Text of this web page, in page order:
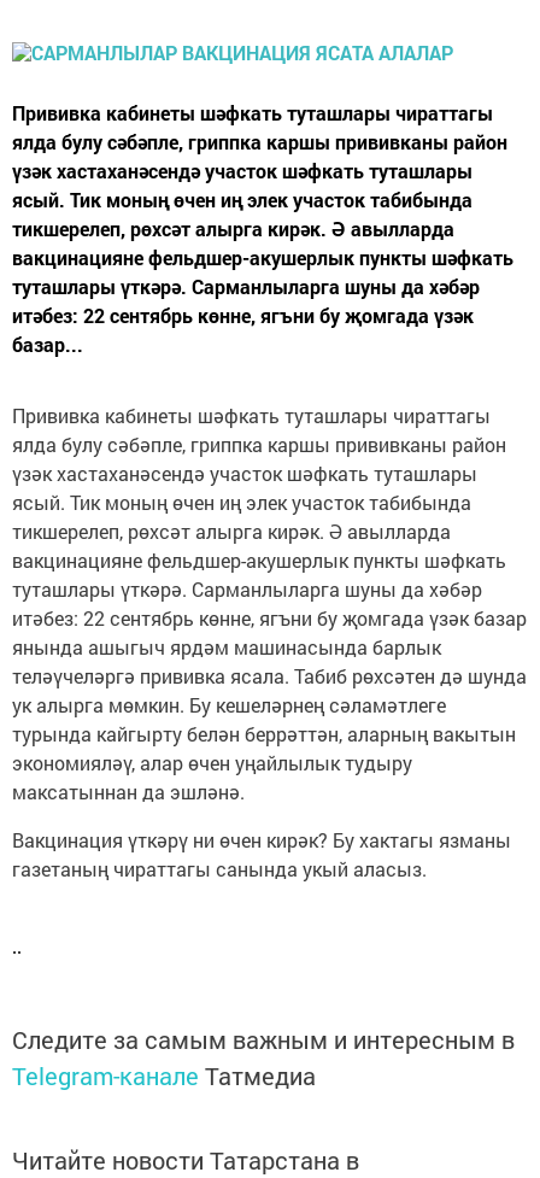
Прививка кабинеты шәфкать туташлары чираттагы
ялда булу сәбәпле, гриппка каршы прививканы район
үзәк хастаханәсендә участок шәфкать туташлары
ясый. Тик моның өчен иң элек участок табибында
тикшерелеп, рөхсәт алырга кирәк. Ә авылларда
вакцинацияне фельдшер-акушерлык пункты шәфкать
туташлары үткәрә. Сарманлыларга шуны да хәбәр
итәбез: 22 сентябрь көнне, ягъни бу җомгада үзәк
базар...
Прививка кабинеты шәфкать туташлары чираттагы
ялда булу сәбәпле, гриппка каршы прививканы район
үзәк хастаханәсендә участок шәфкать туташлары
ясый. Тик моның өчен иң элек участок табибында
тикшерелеп, рөхсәт алырга кирәк. Ә авылларда
вакцинацияне фельдшер-акушерлык пункты шәфкать
туташлары үткәрә. Сарманлыларга шуны да хәбәр
итәбез: 22 сентябрь көнне, ягъни бу җомгада үзәк базар
янында ашыгыч ярдәм машинасында барлык
теләүчеләргә прививка ясала. Табиб рөхсәтен дә шунда
ук алырга мөмкин. Бу кешеләрнең сәламәтлеге
турында кайгырту белән беррәттән, аларның вакытын
экономияләү, алар өчен уңайлылык тудыру
максатыннан да эшләнә.
Вакцинация үткәрү ни өчен кирәк? Бу хактагы язманы
газетаның чираттагы санында укый аласыз.
Следите за самым важным и интересным в
Telegram-канале Татмедиа
Читайте новости Татарстана в